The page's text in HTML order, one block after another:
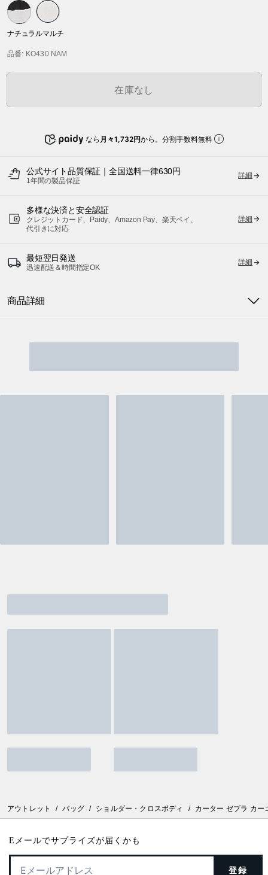
ナチュラルマルチ
品番: KO430 NAM
在庫なし
なら 月々1,732円から。分割手数料無料
公式サイト品質保証｜全国送料一律630円
1年間の製品保証
詳細
多様な決済と安全認証
クレジットカード、Paidy、Amazon Pay、楽天ペイ、
代引きに対応
詳細
最短翌日発送
迅速配送＆時間指定OK
詳細
商品詳細
アウトレット / バッグ / ショルダー・クロスボディ / カーター ゼブラ カー
Eメールでサプライズが届くかも
登録